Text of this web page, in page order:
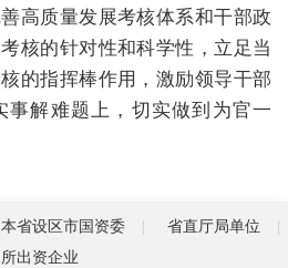
高质量发展考核体系和干部政
核的针对性和科学性，立足当
的指挥棒作用，激励领导干部
事解难题上，切实做到为官一
本省设区市国资委
省直厅局单位
所出资企业